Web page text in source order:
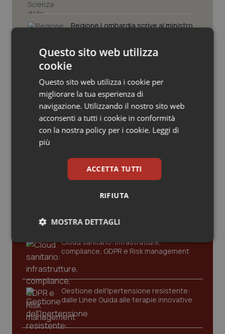
Veneto
Oncoematologia
Oncologia & Nutrizione
Psoriasi & pelle
Quotidiano Cardiologia
Quotidiano Chirurgia
Quotidiano Oncologia
Quotidiano Pediatria
Sangue & coagulazione
Tiroide
Tumore al seno
Regione Lombardia scrive al ministro
Case di comunità. La sfida ora è
riempirle di professionisti e servizi. Il
punto della Conferenza delle Regioni
San Raffaele di Milano. Ispezioni e
criticità riscontrate, stop al
laboratorio di Embriologia
Gold
Cloud sanitario: infrastrutture,
compliance, GDPR e Risk management
Gestione dell'Ipertensione resistente:
dalle Linee Guida alle terapie innovative
Questo sito web utilizza
cookie
Questo sito web utilizza i cookie per
migliorare la tua esperienza di
navigazione. Utilizzando il nostro sito web
acconsenti a tutti i cookie in conformità
con la nostra policy per i cookie. Leggi di
più
ACCETTA TUTTI
RIFIUTA
MOSTRA DETTAGLI
Necessari Statistici Marketing
Necessari